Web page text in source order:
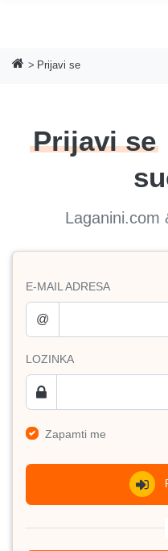
Prijavi se
Prijavi se
Laganini.com
E-MAIL ADRESA
@
LOZINKA
Zapamti me